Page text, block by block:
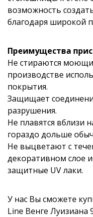
возможность
благодаря широкой
Преимущества
Не стираются
производстве
покрытия.
Защищает
разрушения.
Не плавятся вблизи
гораздо дольше
Не выцветают с
декоративном слое
защитные UV лаки.
У нас Вы сможете
Line Венге Луизиана